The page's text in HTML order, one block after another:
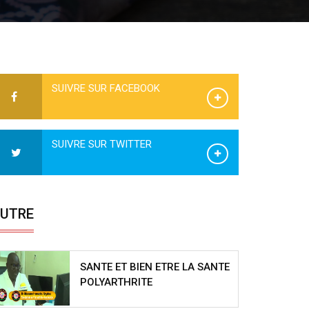
SUIVRE SUR FACEBOOK
SUIVRE SUR TWITTER
SANTE ET BIEN ETRE LA SANTE
POLYARTHRITE